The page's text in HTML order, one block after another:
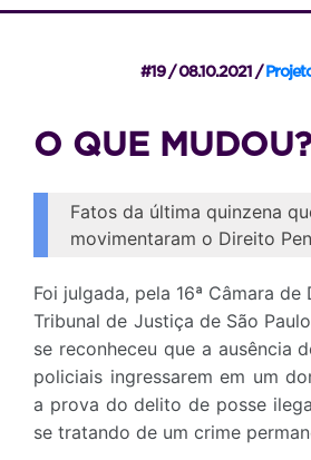
#19 / 08.10.2021 /
O QUE MUDOU?
Fatos da última quinzena
movimentaram o Direito
Foi julgada, pela 16ª Câmara
Tribunal de Justiça de São
se reconheceu que a ausência
policiais ingressarem em um
a prova do delito de posse
se tratando de um crime